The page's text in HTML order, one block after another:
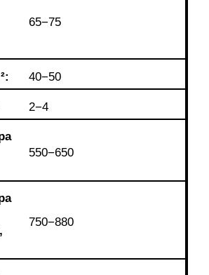
65−75
40−50
2−4
550−650
750−880